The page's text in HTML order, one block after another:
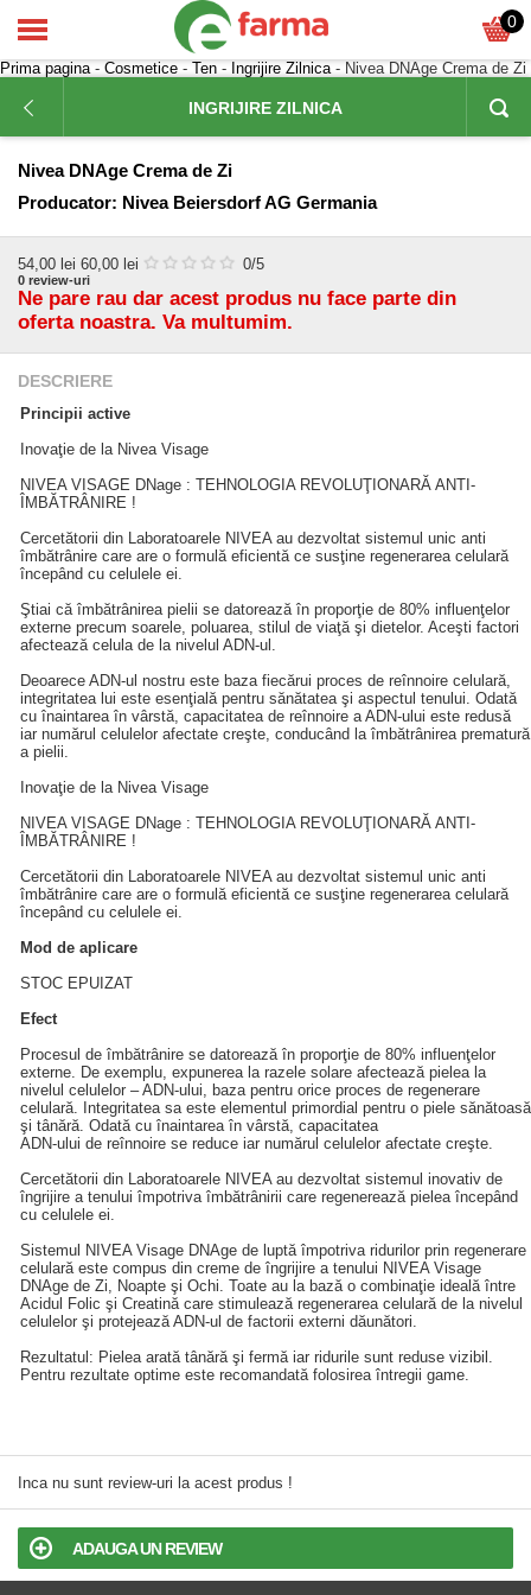
0
Prima pagina- Cosmetice - Ten - Ingrijire Zilnica- Nivea DNAge Crema de Zi
INGRIJIRE ZILNICA
Nivea DNAge Crema de Zi
Producator: Nivea Beiersdorf AG Germania
54,00 lei 60,00 lei 0/5
0 review-uri
Ne pare rau dar acest produs nu face parte din
oferta noastra. Va multumim.
DESCRIERE
Principii active
Inovaţie de la Nivea Visage
NIVEA VISAGE DNage : TEHNOLOGIA REVOLUŢIONARĂ ANTI-
ÎMBĂTRÂNIRE !
Cercetătorii din Laboratoarele NIVEA au dezvoltat sistemul unic anti
îmbătrânire care are o formulă eficientă ce susţine regenerarea celulară
începând cu celulele ei.
Ştiai că îmbătrânirea pielii se datorează în proporţie de 80% influenţelor
externe precum soarele, poluarea, stilul de viaţă şi dietelor. Aceşti factori
afectează celula de la nivelul ADN-ul.
Deoarece ADN-ul nostru este baza fiecărui proces de reînnoire celulară,
integritatea lui este esenţială pentru sănătatea şi aspectul tenului. Odată
cu înaintarea în vârstă, capacitatea de reînnoire a ADN-ului este redusă
iar numărul celulelor afectate creşte, conducând la îmbătrânirea prematură
a pielii.
Inovaţie de la Nivea Visage
NIVEA VISAGE DNage : TEHNOLOGIA REVOLUŢIONARĂ ANTI-
ÎMBĂTRÂNIRE !
Cercetătorii din Laboratoarele NIVEA au dezvoltat sistemul unic anti
îmbătrânire care are o formulă eficientă ce susţine regenerarea celulară
începând cu celulele ei.
Mod de aplicare
STOC EPUIZAT
Efect
Procesul de îmbătrânire se datorează în proporţie de 80% influenţelor
externe. De exemplu, expunerea la razele solare afectează pielea la
nivelul celulelor – ADN-ului, baza pentru orice proces de regenerare
celulară. Integritatea sa este elementul primordial pentru o piele sănătoasă
şi tânără. Odată cu înaintarea în vârstă, capacitatea
ADN-ului de reînnoire se reduce iar numărul celulelor afectate creşte.
Cercetătorii din Laboratoarele NIVEA au dezvoltat sistemul inovativ de
îngrijire a tenului împotriva îmbătrânirii care regenerează pielea începând
cu celulele ei.
Sistemul NIVEA Visage DNAge de luptă împotriva ridurilor prin regenerare
celulară este compus din creme de îngrijire a tenului NIVEA Visage
DNAge de Zi, Noapte şi Ochi. Toate au la bază o combinaţie ideală între
Acidul Folic şi Creatină care stimulează regenerarea celulară de la nivelul
celulelor şi protejează ADN-ul de factorii externi dăunători.
Rezultatul: Pielea arată tânără şi fermă iar ridurile sunt reduse vizibil.
Pentru rezultate optime este recomandată folosirea întregii game.
Inca nu sunt review-uri la acest produs !
ADAUGA UN REVIEW